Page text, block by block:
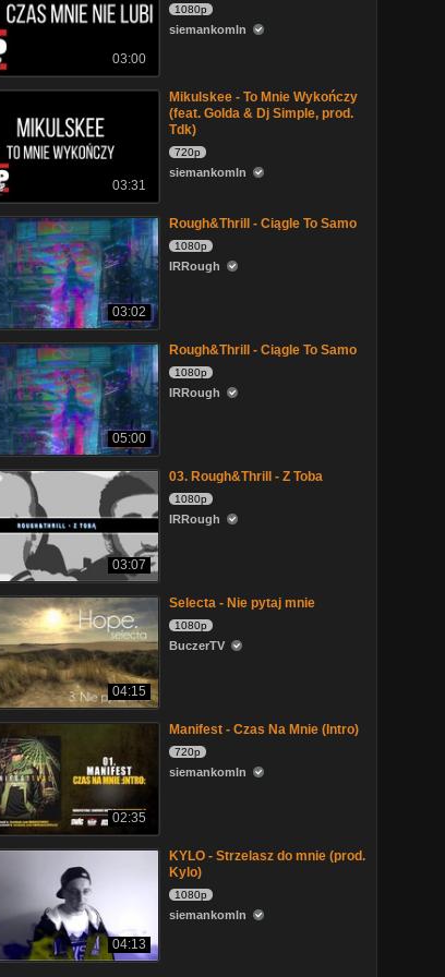
03:00
1080p
siemankomln
03:31
Mikulskee - To Mnie Wykończy
(feat. Golda & Dj Simple, prod.
Tdk)
720p
siemankomln
03:02
Rough&Thrill - Ciągle To Samo
1080p
IRRough
05:00
Rough&Thrill - Ciągle To Samo
1080p
IRRough
03:07
03. Rough&Thrill - Z Toba
1080p
IRRough
04:15
Selecta - Nie pytaj mnie
1080p
BuczerTV
02:35
Manifest - Czas Na Mnie (Intro)
720p
siemankomln
04:13
KYLO - Strzelasz do mnie (prod.
Kylo)
1080p
siemankomln